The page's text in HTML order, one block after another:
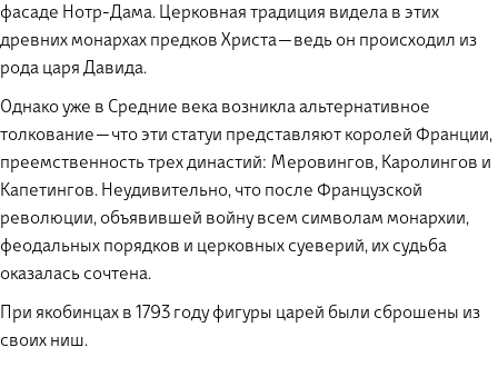
фасаде Нотр-Дама. Церковная традиция видела в этих
древних монархах предков Христа — ведь он происходил из
рода царя Давида.
Однако уже в Средние века возникла альтернативное
толкование — что эти статуи представляют королей Франции,
преемственность трех династий: Меровингов, Каролингов и
Капетингов. Неудивительно, что после Французской
революции, объявившей войну всем символам монархии,
феодальных порядков и церковных суеверий, их судьба
оказалась сочтена.
При якобинцах в 1793 году фигуры царей были сброшены из
своих ниш.